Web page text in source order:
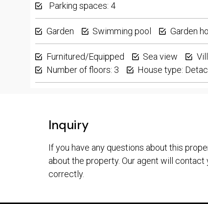
Parking spaces: 4
Garden Swimming pool Garden
Furnitured/Equipped Sea view
Number of floors: 3
House type:
Inquiry
If you have any questions about this
about the property. Our agent will
correctly.